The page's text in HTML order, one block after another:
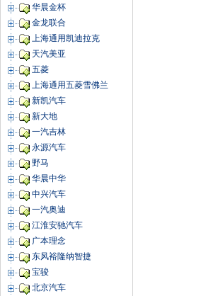
华晨金杯
金龙联合
上海通用凯迪拉克
天汽美亚
五菱
上海通用五菱雪佛兰
新凯汽车
新大地
一汽吉林
永源汽车
野马
华晨中华
中兴汽车
一汽奥迪
江淮安驰汽车
广本理念
东风裕隆纳智捷
宝骏
北京汽车